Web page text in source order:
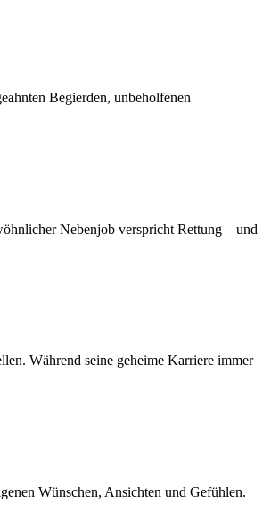
Begierden, unbeholfenen
Nebenjob verspricht Rettung – und
Während seine geheime Karriere immer
Wünschen, Ansichten und Gefühlen.